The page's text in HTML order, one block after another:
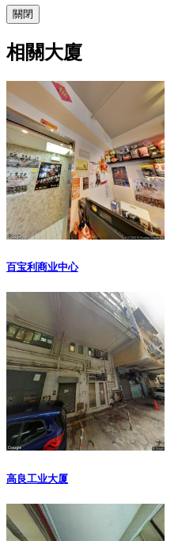
關閉
相關大廈
百宝利商业中心
高良工业大厦